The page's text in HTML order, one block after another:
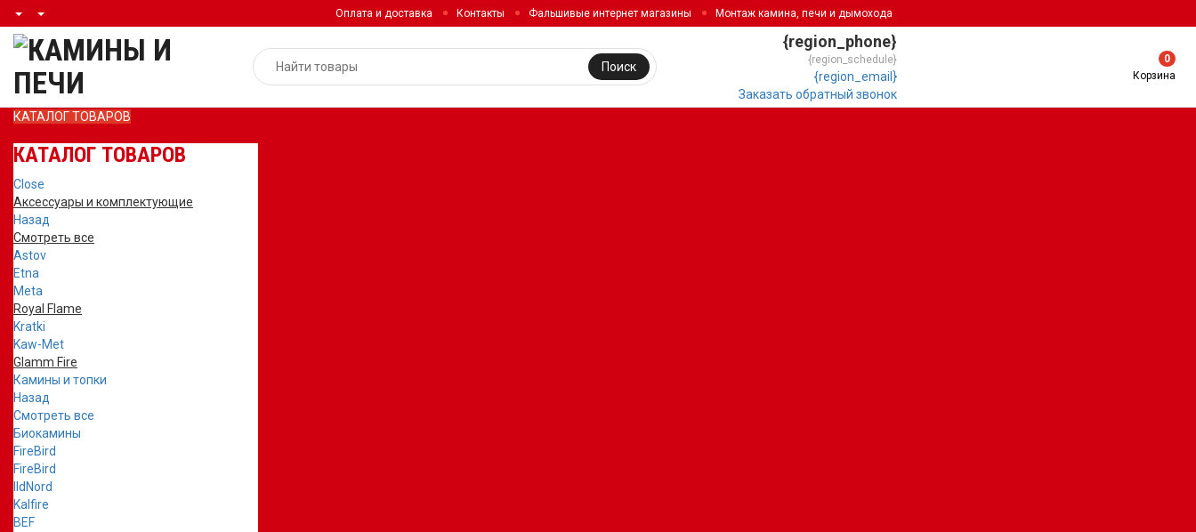
Оплата и доставка Контакты Фальшивые интернет магазины Монтаж камина, печи и дымохода
{region_phone}
{region_schedule}
{region_email}
Заказать обратный звонок
Поиск
0
Корзина
КАТАЛОГ ТОВАРОВ
КАТАЛОГ ТОВАРОВ
Close
Аксессуары и комплектующие
Назад
Смотреть все
Astov
Etna
Meta
Royal Flame
Kratki
Kaw-Met
Glamm Fire
Камины и топки
Назад
Смотреть все
Биокамины
FireBird
FireBird
IldNord
Kalfire
BEF